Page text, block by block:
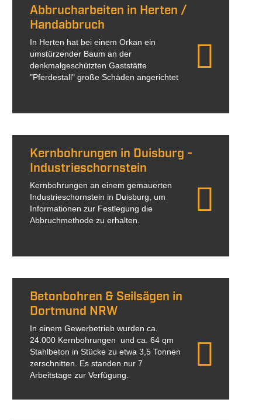
Abbrucharbeiten in Herten /
Handabbruch
In Herten hat bei einem Orkan ein
umstürzender Baum an der
denkmalgeschützten Gaststätte
"Pferdestall" große Schäden angerichtet
Kernbohrungen in Duisburg -
Industrieschornstein
Kernbohrungen an einem gemauerten
Industrieschornstein in Duisburg, um
Informationen zur Festlegung die
Abbruchmethode zu erhalten.
Betonbohren & Seilsägen in
Dortmund NRW
In einem Gewerbetrieb wurden ca.
24.000 Kernbohrungen und ca. 64 qm
Stahlbeton in Stücke zu etwa 3,5 Tonnen
zerschnitten. Es standen nur 7
Arbeitstage zur Verfügung.